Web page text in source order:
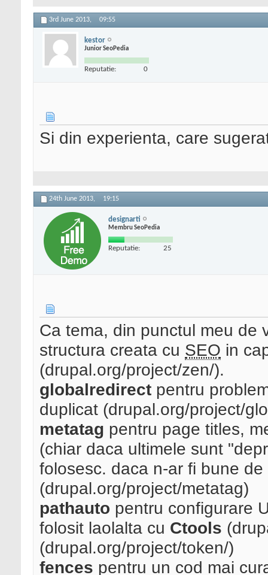
3rd June 2013, 09:55
kestor
Junior SeoPedia
Reputatie: 0
Si din experienta, care
24th June 2013, 19:15
designarti
Membru SeoPedia
Reputatie: 25
Ca tema, din punctul meu de
structura creata cu SEO in
(drupal.org/project/zen/).
globalredirect pentru
duplicat (drupal.org/project/
metatag pentru page titles,
(chiar daca ultimele sunt
folosesc. daca n-ar fi bune
(drupal.org/project/metatag)
pathauto pentru configurare
folosit laolalta cu Ctools
(drupal.org/project/token/)
fences pentru un cod mai